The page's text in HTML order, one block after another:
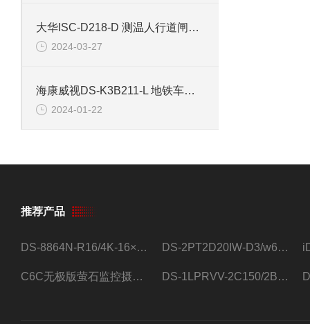
大华ISC-D218-D 测温人行道闸安检门
2024-03-27
海康威视DS-K3B211-L 地铁车站道闸左边机
2024-01-22
推荐产品
DS-8864N-R16/4K-16×4T/希捷16盘位录像机 DS-2PT2D20IW-D3/w64路高清硬盘录像机
C6C无极版萤石监控摄像头 DS-1LPRVV-2C150/2B监控室外夜视高清电源线护套线200米/卷